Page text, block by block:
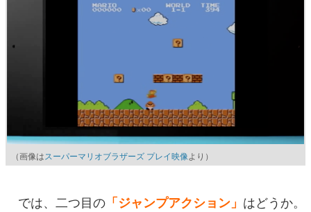
（画像はスーパーマリオブラザーズ プレイ映像より）
では、二つ目の 「ジャンプアクション」 はどうか。